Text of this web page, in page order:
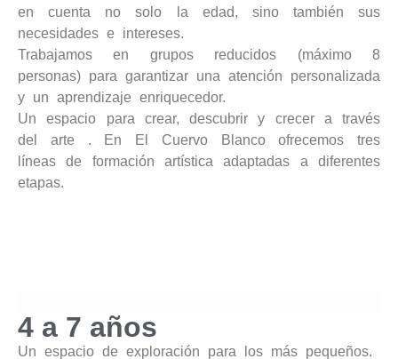
en cuenta no solo la edad, sino también sus
necesidades e intereses.
Trabajamos en grupos reducidos (máximo 8
personas) para garantizar una atención personalizada
y un aprendizaje enriquecedor.
Un espacio para crear, descubrir y crecer a través
del arte . En El Cuervo Blanco ofrecemos tres
líneas de formación artística adaptadas a diferentes
etapas.
4 a 7 años
Un espacio de exploración para los más pequeños.